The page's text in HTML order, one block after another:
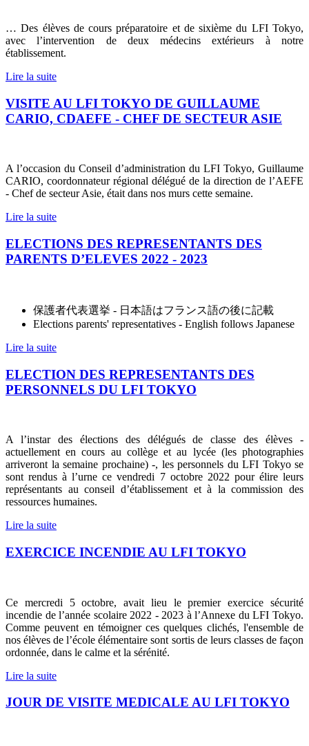
… Des élèves de cours préparatoire et de sixième du LFI Tokyo,
avec l’intervention de deux médecins extérieurs à notre
établissement.
Lire la suite
VISITE AU LFI TOKYO DE GUILLAUME
CARIO, CDAEFE - CHEF DE SECTEUR ASIE
A l’occasion du Conseil d’administration du LFI Tokyo, Guillaume
CARIO, coordonnateur régional délégué de la direction de l’AEFE
- Chef de secteur Asie, était dans nos murs cette semaine.
Lire la suite
ELECTIONS DES REPRESENTANTS DES
PARENTS D’ELEVES 2022 - 2023
保護者代表選挙 - 日本語はフランス語の後に記載
Elections parents' representatives - English follows Japanese
Lire la suite
ELECTION DES REPRESENTANTS DES
PERSONNELS DU LFI TOKYO
A l’instar des élections des délégués de classe des élèves -
actuellement en cours au collège et au lycée (les photographies
arriveront la semaine prochaine) -, les personnels du LFI Tokyo se
sont rendus à l’urne ce vendredi 7 octobre 2022 pour élire leurs
représentants au conseil d’établissement et à la commission des
ressources humaines.
Lire la suite
EXERCICE INCENDIE AU LFI TOKYO
Ce mercredi 5 octobre, avait lieu le premier exercice sécurité
incendie de l’année scolaire 2022 - 2023 à l’Annexe du LFI Tokyo.
Comme peuvent en témoigner ces quelques clichés, l'ensemble de
nos élèves de l’école élémentaire sont sortis de leurs classes de façon
ordonnée, dans le calme et la sérénité.
Lire la suite
JOUR DE VISITE MEDICALE AU LFI TOKYO